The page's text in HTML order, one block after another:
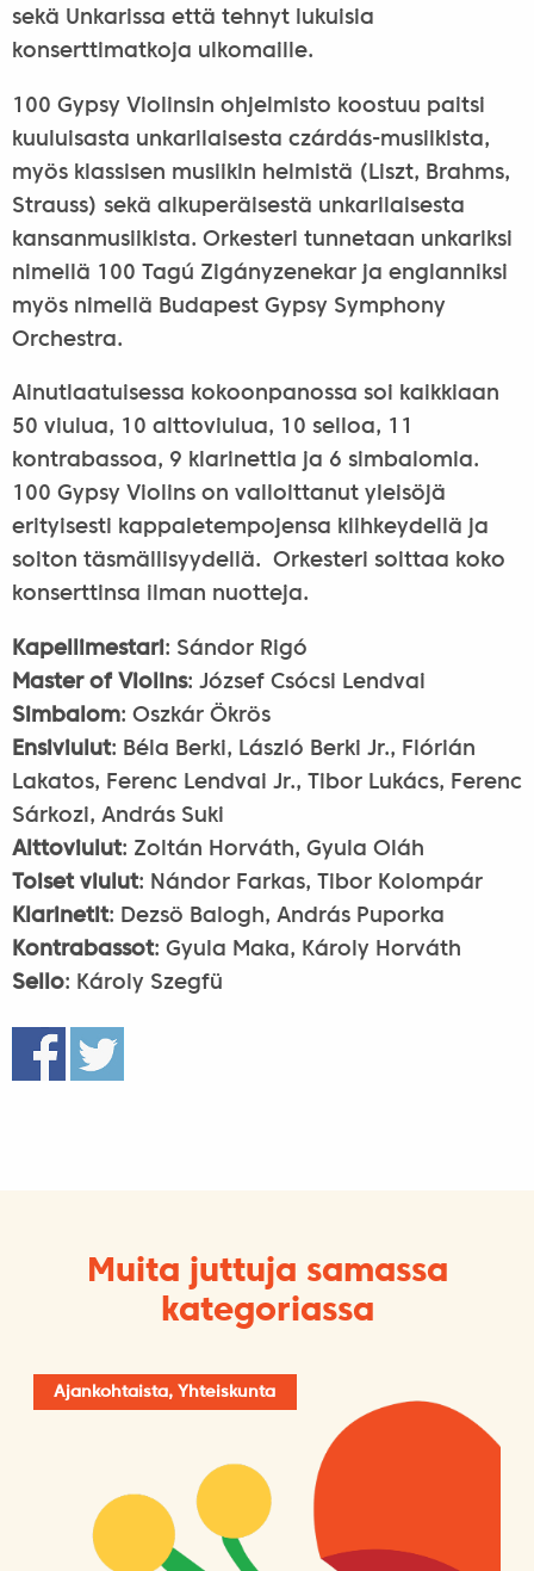
sekä Unkarissa että tehnyt lukuisia
konserttimatkoja ulkomaille.
100 Gypsy Violinsin ohjelmisto koostuu paitsi
kuuluisasta unkarilaisesta czárdás-musiikista,
myös klassisen musiikin helmistä (Liszt, Brahms,
Strauss) sekä alkuperäisestä unkarilaisesta
kansanmusiikista. Orkesteri tunnetaan unkariksi
nimellä 100 Tagú Zigányzenekar ja englanniksi
myös nimellä Budapest Gypsy Symphony
Orchestra.
Ainutlaatuisessa kokoonpanossa soi kaikkiaan
50 viulua, 10 alttoviulua, 10 selloa, 11
kontrabassoa, 9 klarinettia ja 6 simbalomia.
100 Gypsy Violins on valloittanut yleisöjä
erityisesti kappaletempojensa kiihkeydellä ja
soiton täsmällisyydellä. Orkesteri soittaa koko
konserttinsa ilman nuotteja.
Kapellimestari : Sándor Rigó
Master of Violins: József Csócsi Lendvai
Simbalom: Oszkár Ökrös
Ensiviulut: Béla Berki, László Berki Jr., Flórián
Lakatos, Ferenc Lendvai Jr., Tibor Lukács, Ferenc
Sárkozi, András Suki
Alttoviulut: Zoltán Horváth, Gyula Oláh
Toiset viulut: Nándor Farkas, Tibor Kolompár
Klarinetit: Dezsö Balogh, András Puporka
Kontrabassot: Gyula Maka, Károly Horváth
Sello: Károly Szegfü
Muita juttuja samassa
kategoriassa
Ajankohtaista, Yhteiskunta